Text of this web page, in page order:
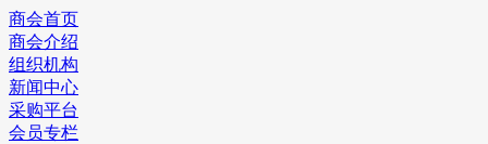
商会首页
商会介绍
组织机构
新闻中心
采购平台
会员专栏